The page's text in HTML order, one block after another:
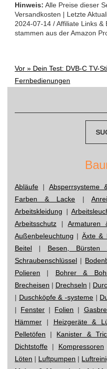
Hinweis: Alle Preise dieser
Versandkosten | Letzte
2024-07-14 / Affiliate Links &
stammen aus der Amazon
Post
Vor » Dein Test: DVB-C TV-
Fernbedienungen
Abläufe | Absperrsysteme
Farben & Lacke |
Arbeitskleidung |
Arbeitsschutz |Armaturen
Außenbeleuchtung | Äxte &
Beitel | Besen, Bürsten
Schraubenschlüssel |
Polieren | Bohrer &
Brecheisen | Drechseln |
| Duschköpfe & -systeme |
| Fenster | Folien |
Hämmer | Heizgeräte &
Pelletöfen | Kanister &
Dichtstoffe | Kompressoren
Löten | Luftpumpen |